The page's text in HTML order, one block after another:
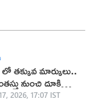
తక్కువ మార్కులు..
నుంచి దూకి
2026, 17:07 IST